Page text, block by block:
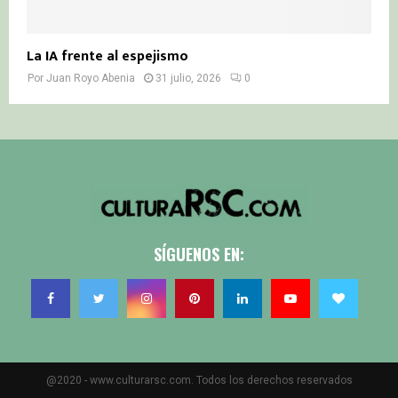
La IA frente al espejismo
Por Juan Royo Abenia 31 julio, 2026 0
SÍGUENOS EN:
@2020 - www.culturarsc.com. Todos los derechos reservados